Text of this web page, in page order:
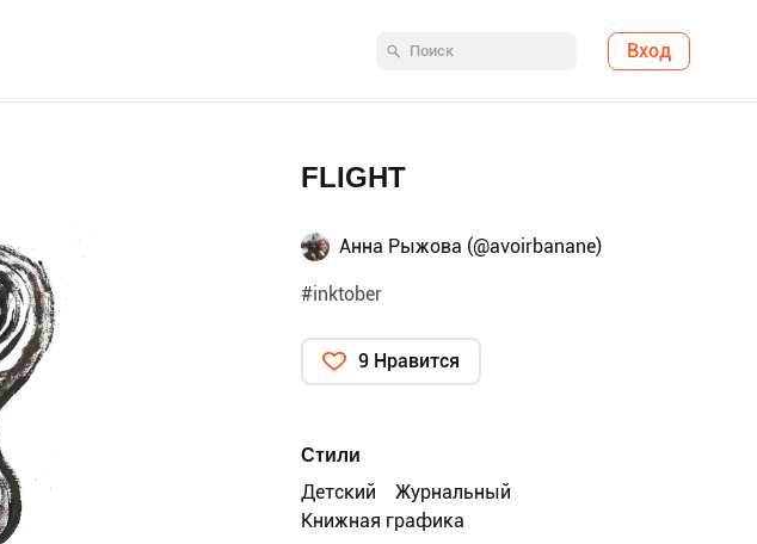
Вход
FLIGHT
Анна Рыжова (@avoirbanane)
#inktober
9 Нравится
Стили
Детский
Журнальный
Книжная графика